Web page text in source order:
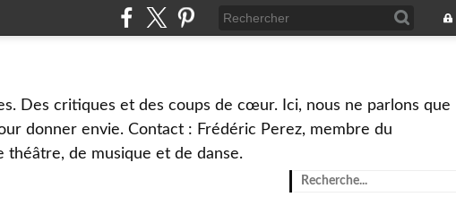
Des critiques et des coups de cœur. Ici, nous ne parlons que
donner envie. Contact : Frédéric Perez, membre du
de musique et de danse.